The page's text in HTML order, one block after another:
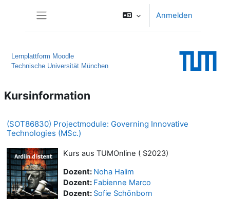
Anmelden
Lernplattform Moodle
Technische Universität München
Kursinformation
(SOT86830) Projectmodule: Governing Innovative
Technologies (MSc.)
Kurs aus TUMOnline ( S2023)
Dozent: Noha Halim
Dozent: Fabienne Marco
Dozent: Sofie Schönborn